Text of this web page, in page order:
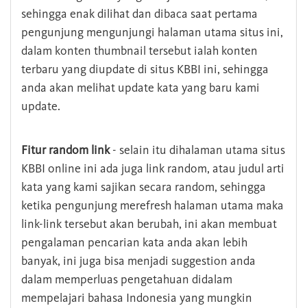
sehingga enak dilihat dan dibaca saat pertama
pengunjung mengunjungi halaman utama situs ini,
dalam konten thumbnail tersebut ialah konten
terbaru yang diupdate di situs KBBI ini, sehingga
anda akan melihat update kata yang baru kami
update.
Fitur random link- selain itu dihalaman utama situs
KBBI online ini ada juga link random, atau judul arti
kata yang kami sajikan secara random, sehingga
ketika pengunjung merefresh halaman utama maka
link-link tersebut akan berubah, ini akan membuat
pengalaman pencarian kata anda akan lebih
banyak, ini juga bisa menjadi suggestion anda
dalam memperluas pengetahuan didalam
mempelajari bahasa Indonesia yang mungkin